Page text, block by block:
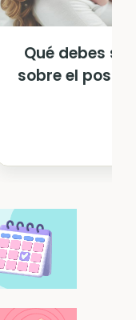
Qué debes
sobre el